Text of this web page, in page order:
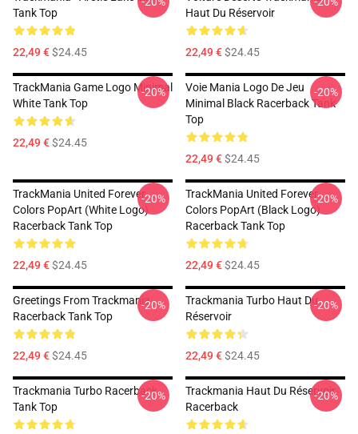
Tank Top
22,49 €$24.45
Haut Du Réservoir
22,49 €$24.45
TrackMania Game Logo Minimal
White Tank Top
22,49 €$24.45
-20%
Voie Mania Logo De Jeu
Minimal Black Racerback Tank
Top
22,49 €$24.45
-20%
TrackMania United Forever
Colors PopArt (White Logo)
Racerback Tank Top
22,49 €$24.45
-20%
TrackMania United Forever
Colors PopArt (Black Logo)
Racerback Tank Top
22,49 €$24.45
-20%
Greetings From Trackmania
Racerback Tank Top
22,49 €$24.45
-20%
Trackmania Turbo Haut Du
Réservoir
22,49 €$24.45
-20%
Trackmania Turbo Racerback
Tank Top
-20%
Trackmania Haut Du Réservoir
Racerback
-20%